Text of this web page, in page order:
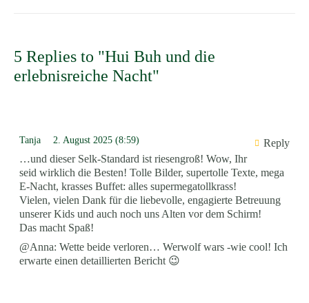
5 Replies to "Hui Buh und die
erlebnisreiche Nacht"
Tanja 2. August 2025 (8:59)
Reply
…und dieser Selk-Standard ist riesengroß! Wow, Ihr
seid wirklich die Besten! Tolle Bilder, supertolle Texte, mega
E-Nacht, krasses Buffet: alles supermegatollkrass!
Vielen, vielen Dank für die liebevolle, engagierte Betreuung
unserer Kids und auch noch uns Alten vor dem Schirm!
Das macht Spaß!
@Anna: Wette beide verloren… Werwolf wars -wie cool! Ich
erwarte einen detaillierten Bericht 😉